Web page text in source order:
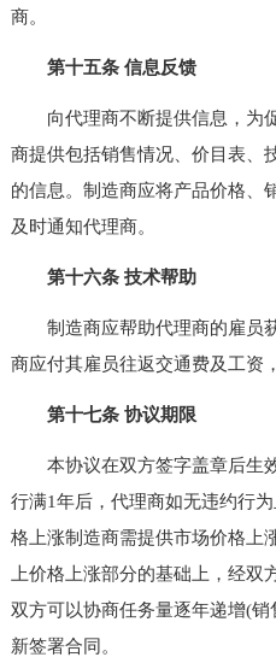
商。
第十五条 信息反馈
向代理商不断提供信息，为
商提供包括销售情况、价目表、
的信息。制造商应将产品价格、
及时通知代理商。
第十六条 技术帮助
制造商应帮助代理商的雇员
商应付其雇员往返交通费及工资
第十七条 协议期限
本协议在双方签字盖章后生效
行满1年后，代理商如无违约行
格上涨制造商需提供市场价格上
上价格上涨部分的基础上，经
双方可以协商任务量逐年递增(
新签署合同。